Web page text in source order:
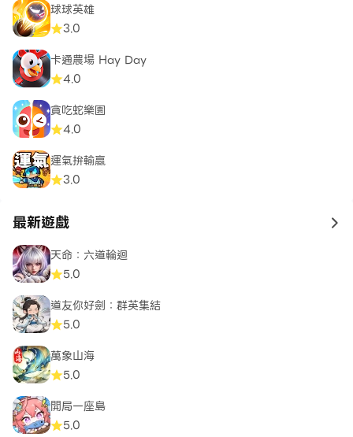
球球英雄
3.0
卡通農場 Hay Day
4.0
貪吃蛇樂園
4.0
運氣拚輸贏
3.0
最新遊戲 to
天命：六道輪迴
5.0
道友你好劍：群英集結
5.0
萬象山海
5.0
開局一座島
5.0